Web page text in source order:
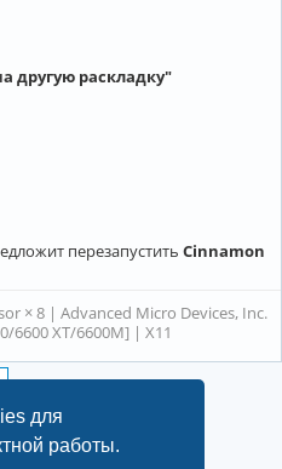
для
работы.
другую раскладку"
перезапустить Cinnamon
× 8 | Advanced Micro Devices, Inc.
6600 XT/6600M] | X11
Страница